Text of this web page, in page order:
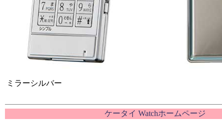
ミラーシルバー
ケータイ Watchホームページ